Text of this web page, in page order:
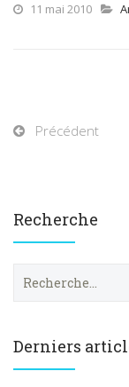
11 mai 2010
Précédent
Recherche
e
Derniers